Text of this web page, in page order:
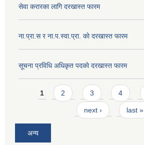
सेवा करारका लागि दरखास्त फारम
ना‍.प्रा.स र ना.प.स्वा.प्रा. काे दरखास्त फारम
सूचना प्रविधि अधिकृत पदकाे दरखास्त फारम
Pages
1 2 3 4
next › last »
अन्य